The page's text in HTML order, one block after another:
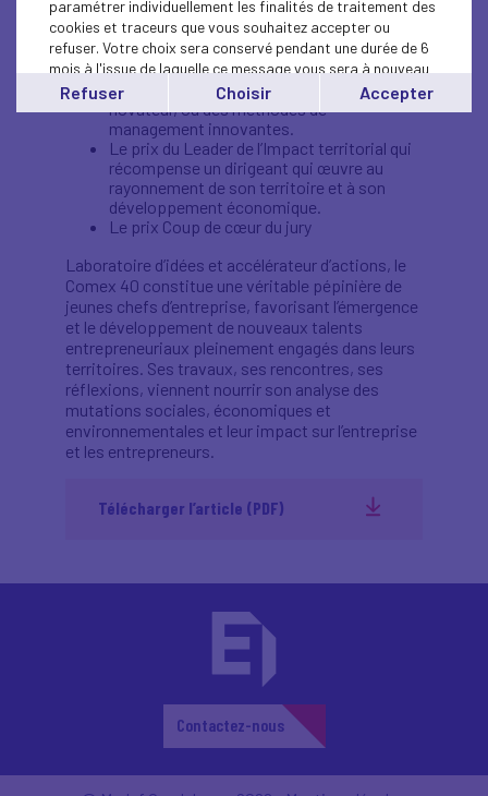
Le prix du leader innovant qui récompense
un dirigeant dont l’entreprise repose sur
des méthodes de fabrication
traditionnelles et ancestrales, ou qui, à
l’inverse, a développé un savoir-faire
novateur, ou des méthodes de
management innovantes.
Le prix du Leader de l’Impact territorial qui
récompense un dirigeant qui œuvre au
rayonnement de son territoire et à son
développement économique.
Le prix Coup de cœur du jury
Laboratoire d’idées et accélérateur d’actions, le
Comex 40 constitue une véritable pépinière de
jeunes chefs d’entreprise, favorisant l’émergence
et le développement de nouveaux talents
entrepreneuriaux pleinement engagés dans leurs
territoires. Ses travaux, ses rencontres, ses
réflexions, viennent nourrir son analyse des
mutations sociales, économiques et
environnementales et leur impact sur l’entreprise
et les entrepreneurs.
Télécharger l’article (PDF)
Contactez-nous
paramétrer individuellement les finalités de traitement des
cookies et traceurs que vous souhaitez accepter ou
refuser. Votre choix sera conservé pendant une durée de 6
mois à l'issue de laquelle ce message vous sera à nouveau
affiché..
Vous pouvez modifier votre choix à tout moment en
cliquant sur le lien'cookies'en bas de page.
Refuser Choisir Accepter